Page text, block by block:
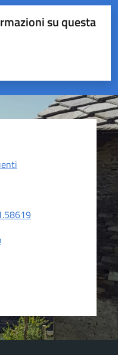
su questa